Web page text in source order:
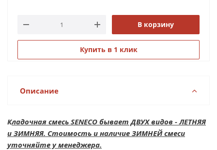
В корзину
Купить в 1 клик
Описание
Кладочная смесь SENECO бывает ДВУХ видов - ЛЕТНЯЯ
и ЗИМНЯЯ. Стоимость и наличие ЗИМНЕЙ смеси
уточняйте у менеджера.